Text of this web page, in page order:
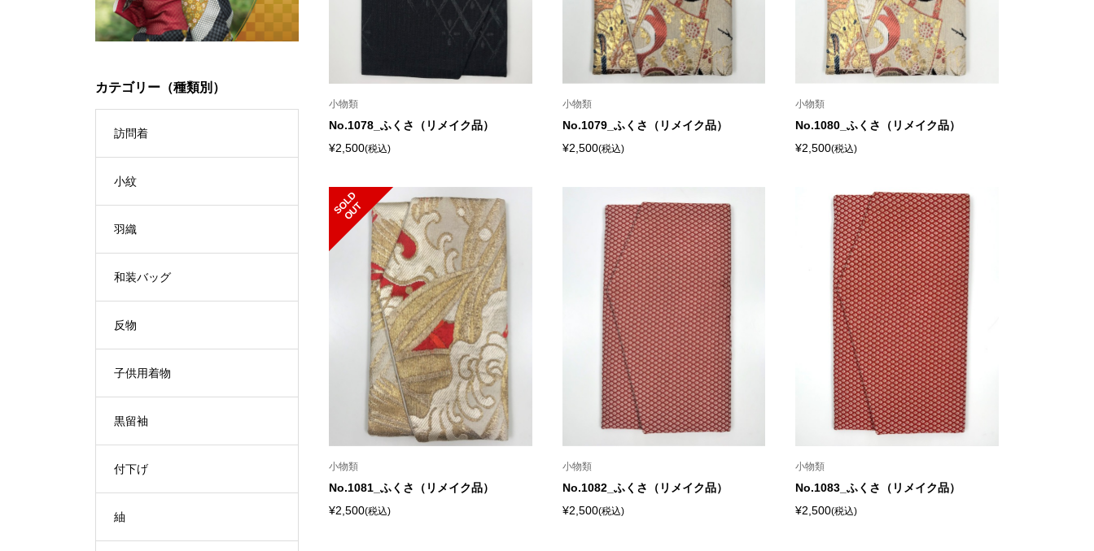
小物類
No.1078_ふくさ（リメイク品）
¥2,500(税込)
小物類
No.1079_ふくさ（リメイク品）
¥2,500(税込)
小物類
No.1080_ふくさ（リメイク品）
¥2,500(税込)
S
O
L
D
O
U
T
小物類
No.1081_ふくさ（リメイク品）
¥2,500(税込)
小物類
No.1082_ふくさ（リメイク品）
¥2,500(税込)
小物類
No.1083_ふくさ（リメイク品）
¥2,500(税込)
カテゴリー（種類別）
訪問着
小紋
羽織
和装バッグ
反物
子供用着物
黒留袖
付下げ
紬